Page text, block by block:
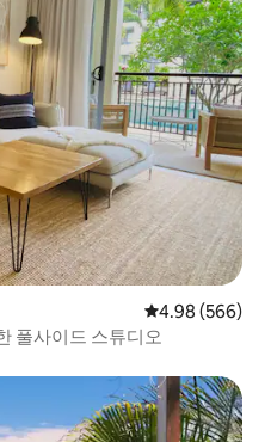
평점 4.98점(5
4.98 (566)
풀사이드 스튜디오